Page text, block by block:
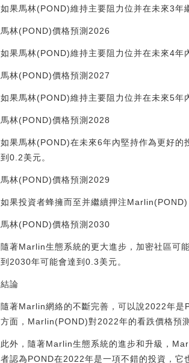
如果馬林(POND)維持主要阻力位并在未來3年
馬林(POND)價格預測2026
如果馬林(POND)維持主要阻力位并在未來4年
馬林(POND)價格預測2027
如果馬林(POND)維持主要阻力位并在未來5年
馬林(POND)價格預測2028
如果馬林(POND)在未來6年內堅持作為更好
到0.2美元。
馬林(POND)價格預測2029
如果投資者蜂擁而至并繼續押注
馬林(POND)價格預測2030
隨著Marlin生態系統的更大進步，加密社區可
到2030年可能會達到0.3美元。
結論
隨著Marlin網絡的不斷完善，可以說2022年
方面，Marlin(POND)對2022年的看跌價格預
此外，隨著Marlin生態系統的進步和升級，
者認為POND在2022年是一項不錯的投資，它